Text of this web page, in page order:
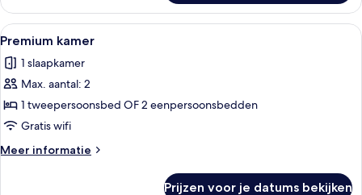
kamer,
terras
Alle
foto's
voor
Premium
kamer
laden
Een hotelkamer met een groot bed,
10
Premium kamer
1 slaapkamer
Max. aantal: 2
1 tweepersoonsbed OF 2 eenpersoonsbedden
Gratis wifi
Meer informatie
Meer
Prijzen voor je datums bekijken